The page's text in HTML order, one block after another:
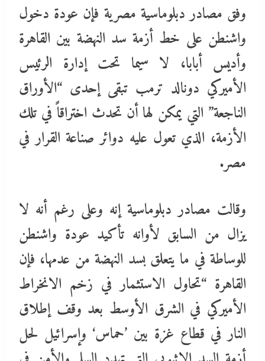
وفق مصادر دبلوماسية مصرية فإن عودة دخول
واشنطن على خط أزمة سد النهضة بين القاهرة
وأديس أبابا، لا سيما تحت إدارة الرئيس
الأميركي دونالد ترمب تبقى إحدى “الأوراق
الناجعة” التي يمكن لها أن تحدث اختراقاً في تلك
الأزمة، الذي تعول عليه دوائر صناعة القرار في
مصر.
وقالت مصادر دبلوماسية إنه وعلى رغم أنه لا
يزال من السابق لأوانه تأكيد عودة واشنطن
للوساطة في ما يتعلق بسد النهضة من عدمها، فإن
القاهرة “تحاول الاستثمار في زخم الانخراط
الأميركي في الشرق الأوسط بعد وقف إطلاق
النار في قطاع غزة بين ’حماس‘ وإسرائيل لحل